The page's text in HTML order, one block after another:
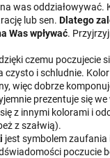
was
lub sen. Dlatego
Was wpływać.
czemu poczujecie
i schludnie.
więc dobrze
prezentuje się
z innymi kolorami i
z szałwią).
jest symbolem zaufania
poczucie